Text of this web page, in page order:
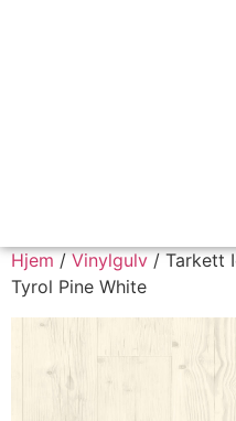
Hjem/Vinylgulv/ Tarkett
Tyrol Pine White